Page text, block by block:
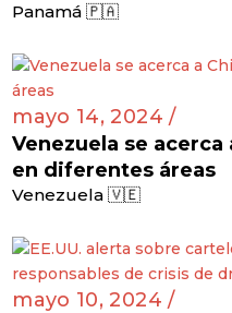
Panamá 🇵🇦
mayo 14, 2024 /
Venezuela se
en diferentes áreas
Venezuela 🇻🇪
mayo 10, 2024 /